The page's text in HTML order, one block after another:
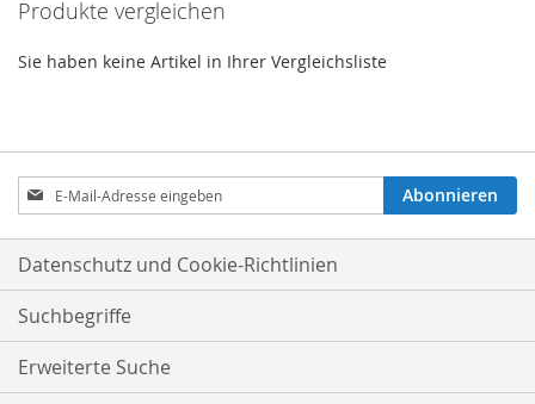
Produkte vergleichen
Sie haben keine Artikel in Ihrer Vergleichsliste
Anmeldung
zum
Newsletter:
Abonnieren
Datenschutz und Cookie-Richtlinien
Suchbegriffe
Erweiterte Suche